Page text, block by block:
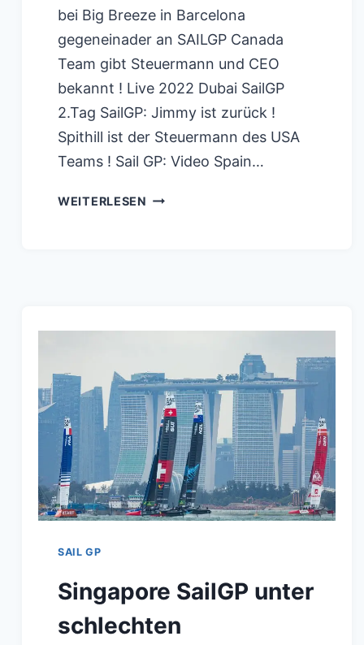
bei Big Breeze in Barcelona
gegeneinader an SAILGP Canada
Team gibt Steuermann und CEO
bekannt ! Live 2022 Dubai SailGP
2.Tag SailGP: Jimmy ist zurück !
Spithill ist der Steuermann des USA
Teams ! Sail GP: Video Spain…
WEITERLESEN GREAT
PARTNERSCHAFT
AN
SAIL GP
Singapore SailGP unter
schlechten